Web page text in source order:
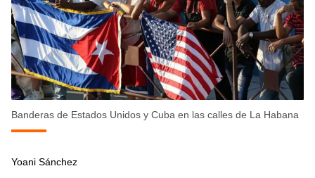
Banderas de Estados Unidos y Cuba en las calles de La Habana
Yoani Sánchez